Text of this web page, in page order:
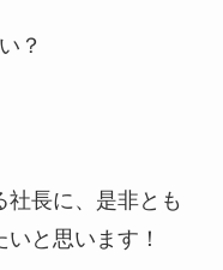
？
社長に、是非とも
と思います！